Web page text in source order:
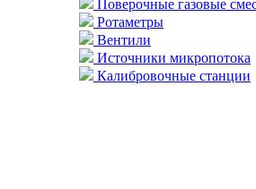
Поверочные газовые
Ротаметры
Вентили
Источники микропотока
Калибровочные станции